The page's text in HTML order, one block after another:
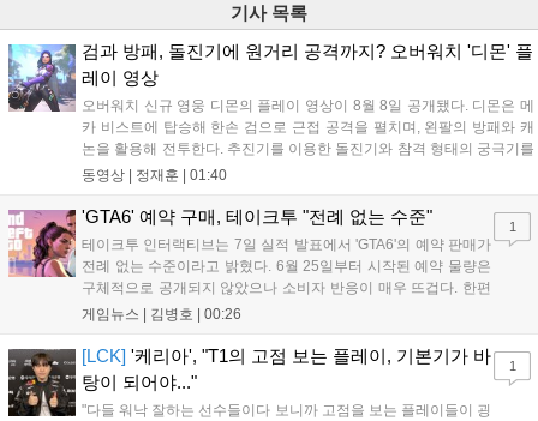
기사 목록
검과 방패, 돌진기에 원거리 공격까지? 오버워치 '디몬' 플
레이 영상
오버워치 신규 영웅 디몬의 플레이 영상이 8월 8일 공개됐다. 디몬은 메
카 비스트에 탑승해 한손 검으로 근접 공격을 펼치며, 왼팔의 방패와 캐
논을 활용해 전투한다. 추진기를 이용한 돌진기와 참격 형태의 궁극기를
보유했고, 메카 파괴 시 맨몸으로 기관총을 사용하는 특징이 있다. 디몬
출시될 예정이다....
동영상 | 정재훈 | 01:40
'GTA6' 예약 구매, 테이크투 "전례 없는 수준"
테이크투 인터랙티브는 7일 실적 발표에서 'GTA6'의 예약 판매가
전례 없는 수준이라고 밝혔다. 6월 25일부터 시작된 예약 물량은
구체적으로 공개되지 않았으나 소비자 반응이 매우 뜨겁다. 한편
11월 19일 PS5와 Xbox 시리즈 X|S로 정식 출시될 예정이며, 록
상 'Grand Theft Auto VI: An Extended Look'을 최초 공개할 계획
이다....
게임뉴스 | 김병호 | 00:26
1
[LCK] '케리아', "T1의 고점 보는 플레이, 기본기가 바
탕이 되어야..."
"다들 워낙 잘하는 선수들이다 보니까 고점을 보는 플레이들이 굉
1